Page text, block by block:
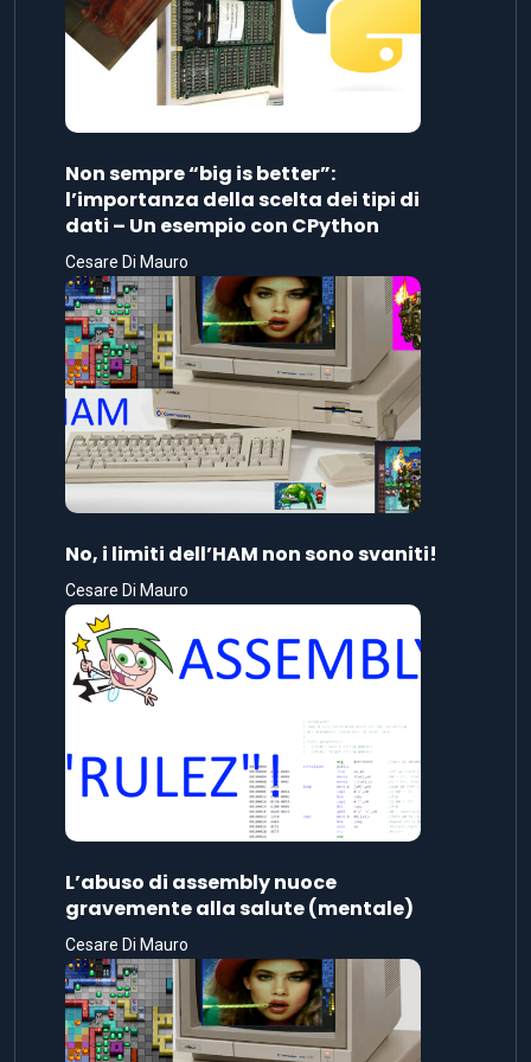
Non sempre “big is better”:
l’importanza della scelta dei tipi di
dati – Un esempio con CPython
Cesare Di Mauro
No, i limiti dell’HAM non sono svaniti!
Cesare Di Mauro
L’abuso di assembly nuoce
gravemente alla salute (mentale)
Cesare Di Mauro